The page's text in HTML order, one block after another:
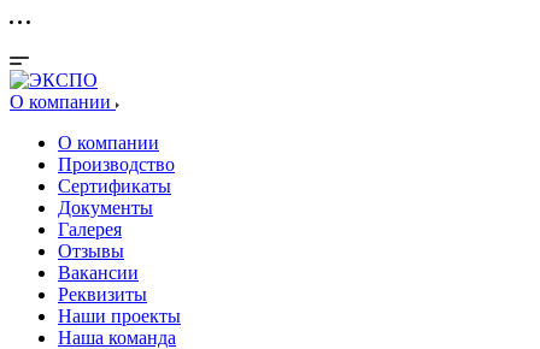
О компании
О компании
Производство
Сертификаты
Документы
Галерея
Отзывы
Вакансии
Реквизиты
Наши проекты
Наша команда